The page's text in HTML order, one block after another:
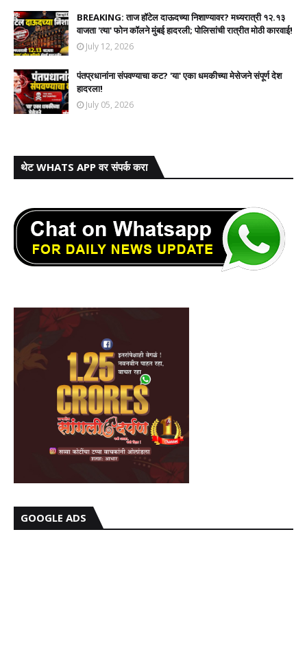
​BREAKING: ताज हॉटेल दाऊदच्या निशाण्यावर? मध्यरात्री १२.१३
वाजता 'त्या' फोन कॉलने मुंबई हादरली; पोलिसांची रात्रीत मोठी कारवाई!
July 12, 2026
पंतप्रधानांना संपवण्याचा कट? 'या' एका धमकीच्या मेसेजने संपूर्ण देश
हादरला!
July 05, 2026
थेट WHATS APP वर संपर्क करा
GOOGLE ADS